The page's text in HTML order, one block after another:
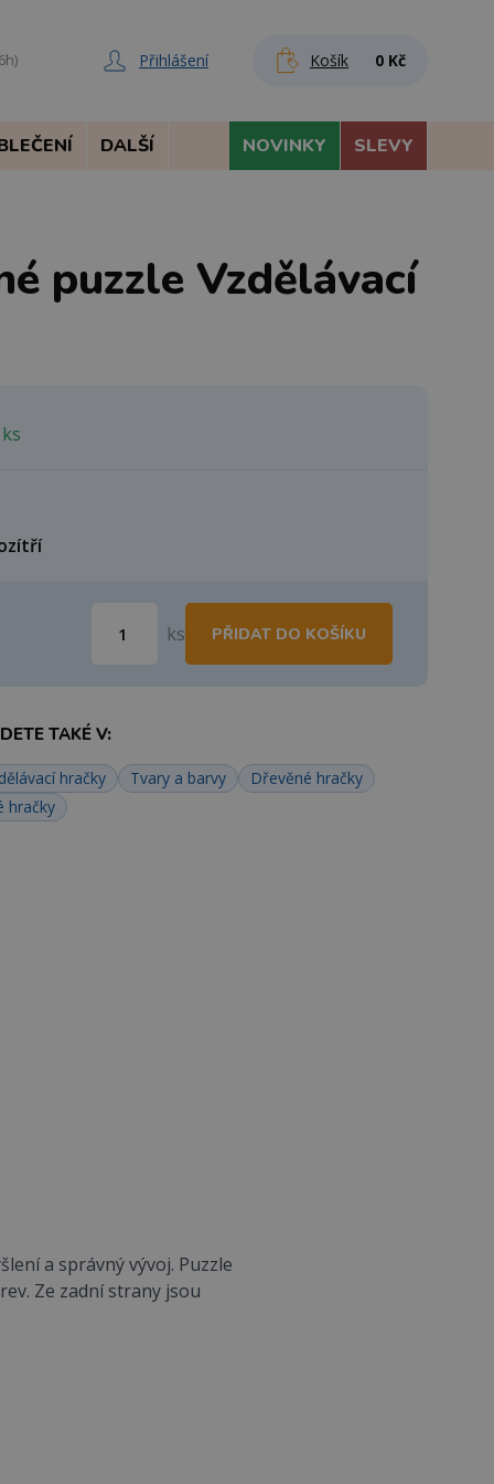
Přihlášení Košík 0 Kč
DALŠÍ NOVINKY SLEVY
puzzle Vzdělávací
ks PŘIDAT DO KOŠÍKU
TAKÉ V:
hračky Tvary a barvy
Dřevěné hračky
hračky
a správný vývoj. Puzzle
Ze zadní strany jsou